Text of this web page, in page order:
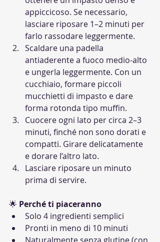
appiccicoso. Se necessario,
lasciare riposare 1–2 minuti per
farlo rassodare leggermente.
Scaldare una padella
antiaderente a fuoco medio-alto
e ungerla leggermente. Con un
cucchiaio, formare piccoli
mucchietti di impasto e dare
forma rotonda tipo muffin.
Cuocere ogni lato per circa 2–3
minuti, finché non sono dorati e
compatti. Girare delicatamente
e dorare l’altro lato.
Lasciare riposare un minuto
prima di servire.
🌟 Perché ti piaceranno
Solo 4 ingredienti semplici
Pronti in meno di 10 minuti